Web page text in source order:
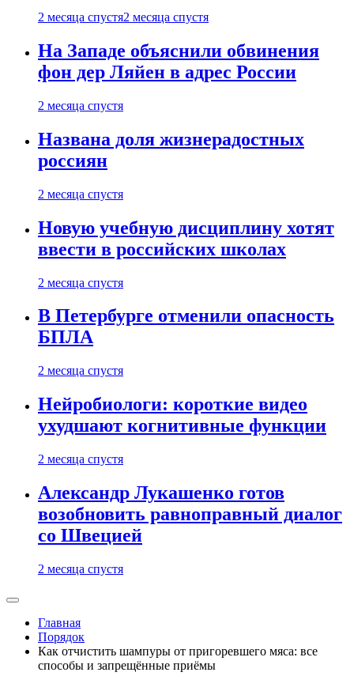
2 месяца спустя2 месяца спустя
На Западе объяснили обвинения
фон дер Ляйен в адрес России
2 месяца спустя
Названа доля жизнерадостных
россиян
2 месяца спустя
Новую учебную дисциплину хотят
ввести в российских школах
2 месяца спустя
В Петербурге отменили опасность
БПЛА
2 месяца спустя
Нейробиологи: короткие видео
ухудшают когнитивные функции
2 месяца спустя
Александр Лукашенко готов
возобновить равноправный диалог
со Швецией
2 месяца спустя
Главная
Порядок
Как отчистить шампуры от пригоревшего мяса: все
способы и запрещённые приёмы